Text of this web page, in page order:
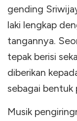
gending
laki lengkap
tangannya.
tepak berisi
diberikan
sebagai bentuk
Musik